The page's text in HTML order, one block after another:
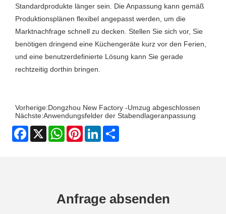
Standardprodukte länger sein. Die Anpassung kann gemäß
Produktionsplänen flexibel angepasst werden, um die
Marktnachfrage schnell zu decken. Stellen Sie sich vor, Sie
benötigen dringend eine Küchengeräte kurz vor den Ferien,
und eine benutzerdefinierte Lösung kann Sie gerade
rechtzeitig dorthin bringen.
Vorherige:Dongzhou New Factory -Umzug abgeschlossen
Nächste:Anwendungsfelder der Stabendlageranpassung
Facebook
X WhatsAppPinterestLinkedIn
Anfrage absenden